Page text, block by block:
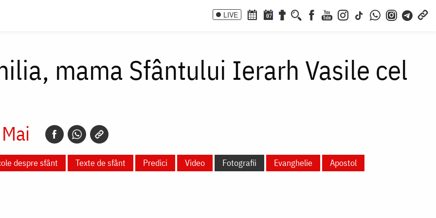
LIVE 07
mama Sfântului Ierarh Vasile cel
despre sfânt Texte de sfânt Predici Video Fotografii Evanghelie Apostol